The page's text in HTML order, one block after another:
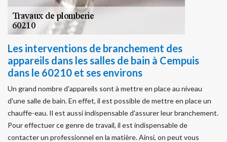
Les interventions de branchement des
appareils dans les salles de bain à Cempuis
dans le 60210 et ses environs
Un grand nombre d'appareils sont à mettre en place au niveau
d'une salle de bain. En effet, il est possible de mettre en place un
chauffe-eau. Il est aussi indispensable d'assurer leur branchement.
Pour effectuer ce genre de travail, il est indispensable de
contacter un professionnel en la matière. Ainsi, on peut vous